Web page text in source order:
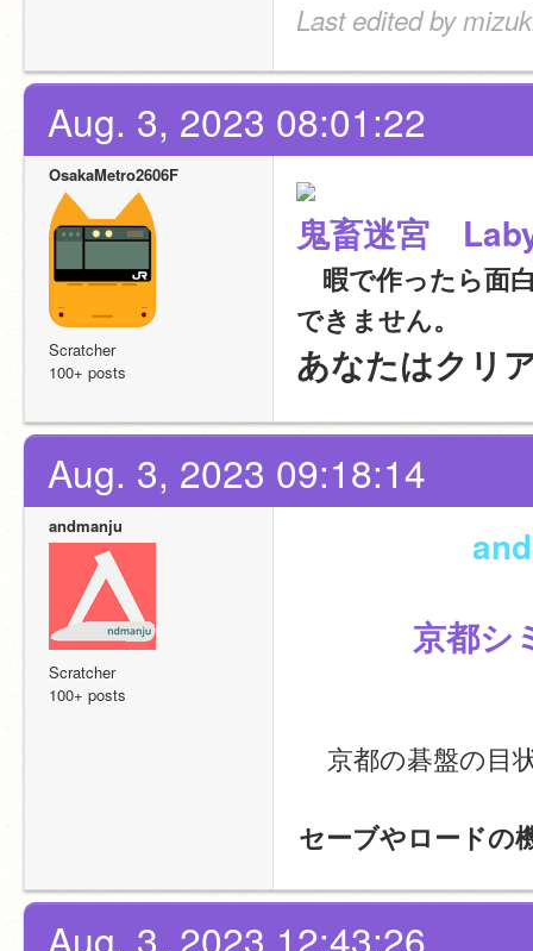
Last edited by
Aug. 3, 2023 08:01:22
OsakaMetro2606F
Scratcher
100+ posts
鬼畜迷宮　
暇で作ったら面
できません。
あなたはクリ
Aug. 3, 2023 09:18:14
andmanju
Scratcher
100+ posts
京都シ
京都の碁盤の目
セーブやロードの
Aug. 3, 2023 12:43:26